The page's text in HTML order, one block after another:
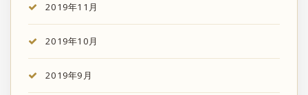
2019年11月
2019年10月
2019年9月